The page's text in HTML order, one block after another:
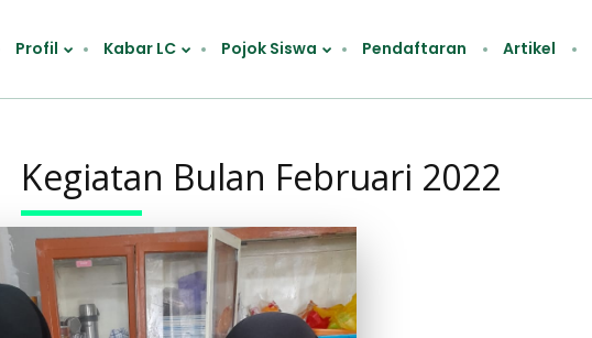
Profil Kabar LC Pojok Siswa Pendaftaran Artikel
Kegiatan Bulan Februari 2022